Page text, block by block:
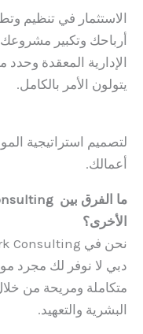
الاستثمار في تنظيم
أرباحك وتكبير مشروعك
الإدارية المعقدة وحدد
يتولون الأمر بالكامل.
لتصميم استراتيجية
أعمالك.
الأخرى؟
دبي لا نوفر لك مجرد
متكاملة ومريحة من
البشرية والتعهيد.